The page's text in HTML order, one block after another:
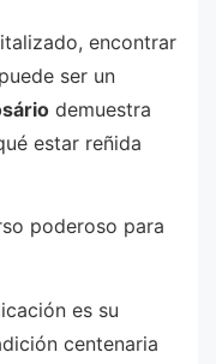
encontrar
ser un
demuestra
estar reñida
poderoso para
es su
centenaria